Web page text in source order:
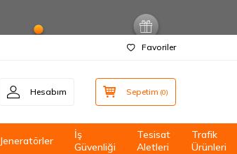
Favoriler
Hesabım Sepetim (0)
Jeneratörler
İş
Güvenliği
Tesisat
Aletleri
Trafik
Ürünleri